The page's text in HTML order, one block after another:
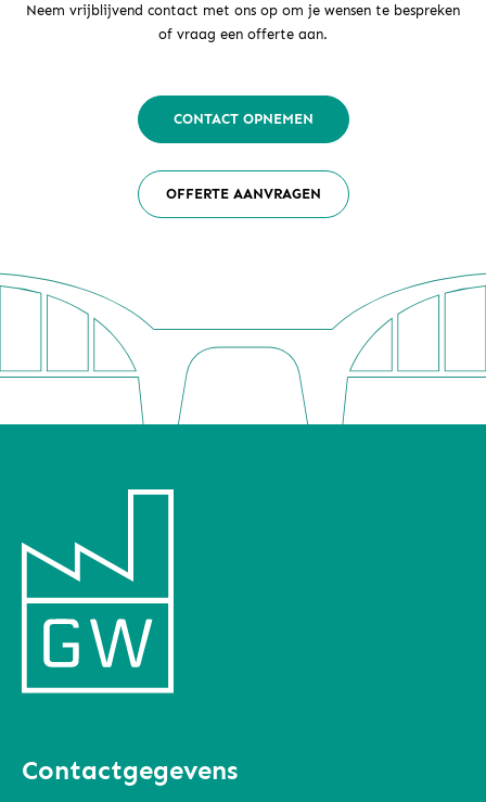
Neem vrijblijvend contact met ons op om je wensen te bespreken
of vraag een offerte aan.
CONTACT OPNEMEN
OFFERTE AANVRAGEN
Contactgegevens